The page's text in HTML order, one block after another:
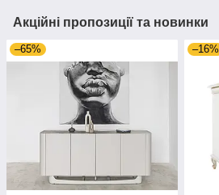
Акційні пропозиції та новинки
–65% –16%